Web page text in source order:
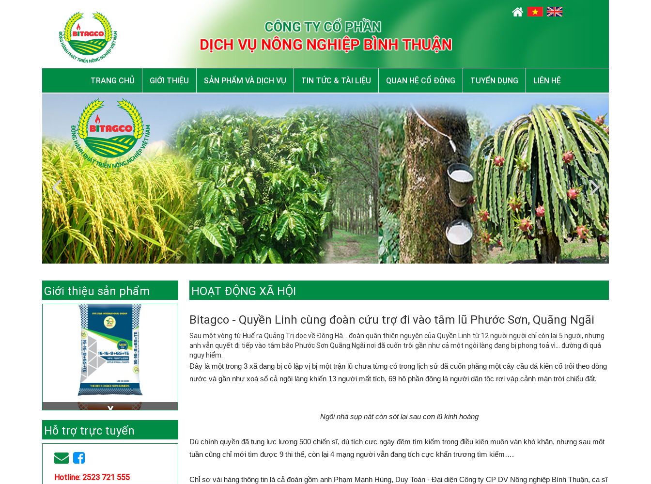
TRANG CHỦ GIỚI THIỆU SẢN PHẨM VÀ DỊCH VỤ TIN TỨC & TÀI LIỆU QUAN HỆ CỔ ĐÔNG TUYỂN DỤNG LIÊN HỆ
Giới thiệu sản phẩm
Hỗ trợ trực tuyến
Hotline: 2523 721 555
HOẠT ĐỘNG XÃ HỘI
Bitagco - Quyền Linh cùng đoàn cứu trợ đi vào tâm lũ Phước Sơn, Quãng Ngãi
Sau một vòng từ Huế ra Quảng Trị dọc về Đông Hà… đoàn quân thiện nguyện của Quyền Linh từ 12 người người chỉ còn lại 5 người, nhưng
anh vẫn quyết đi tiếp vào tâm bão Phước Sơn Quãng Ngãi nơi đã cuốn trôi gần như cả một ngôi làng đang bị phong toả vì… đường đi quá
nguy hiểm.
Đây là một trong 3 xã đang bị cô lập vị bị một trận lũ chưa từng có trong lịch sử đã cuốn phăng một cây cầu đá kiên cố trôi theo dòng
nước và gần như xoá sổ cả ngôi làng khiến 13 người mất tích, 69 hộ phần đông là người dân tộc rơi vàp cảnh màn trời chiếu đất.
Ngôi nhà sụp nát còn sót lại sau cơn lũ kinh hoàng
Dù chính quyền đã tung lực lượng 500 chiến sĩ, dù tích cực ngày đêm tìm kiếm trong điều kiện muôn vàn khó khăn, nhưng sau một
tuần cũng chỉ mới tìm được 9 thi thể, còn lại 4 mạng người vẫn đang tích cực khẩn trương tìm kiếm….
Chỉ sơ vài hàng thông tin là cả đoàn gồm anh Phạm Mạnh Hùng, Duy Toàn - Đại diện Công ty CP DV Nông nghiệp Bình Thuận, ca sĩ